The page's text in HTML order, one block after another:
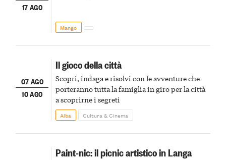
17 AGO
Mango
07 AGO
10 AGO
Il gioco della città
Scopri, indaga e risolvi con le avventure che
porteranno tutta la famiglia in giro per la città
a scoprirne i segreti
Alba Cultura & Cinema
Paint-nic: il picnic artistico in Langa